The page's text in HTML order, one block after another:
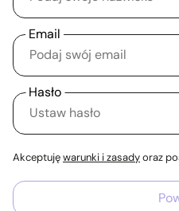
Email
Hasło
Akceptujęwarunki i zasadyoraz